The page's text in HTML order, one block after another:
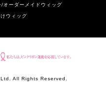
オーダーメイドウィッグ
ウィッグ
All Rights Reserved.